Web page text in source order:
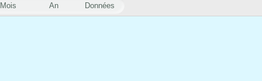
Mois An Données